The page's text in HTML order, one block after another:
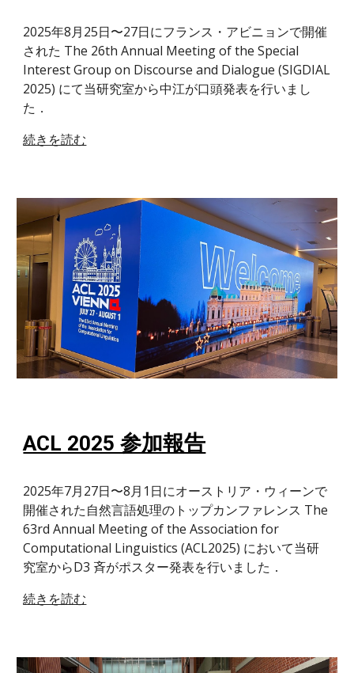
2025年8月25日〜27日にフランス・アビニョンで開催
された The 26th Annual Meeting of the Special
Interest Group on Discourse and Dialogue (SIGDIAL
2025) にて当研究室から中江が口頭発表を行いまし
た．
続きを読む
ACL 2025 参加報告
2025年7月27日〜8月1日にオーストリア・ウィーンで
開催された自然言語処理のトップカンファレンス The
63rd Annual Meeting of the Association for
Computational Linguistics (ACL2025) において当研
究室からD3 斉がポスター発表を行いました．
続きを読む